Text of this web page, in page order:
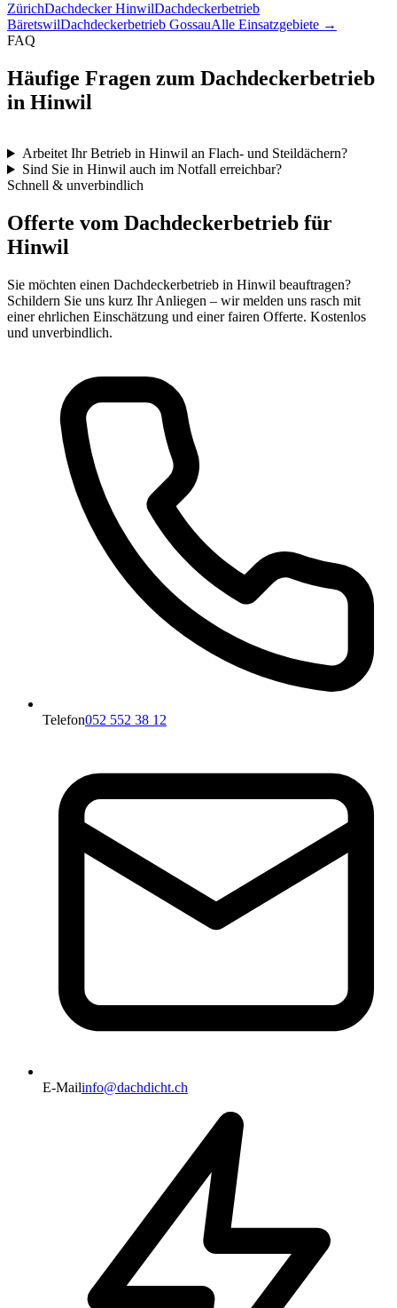
ZürichDachdecker HinwilDachdeckerbetrieb
BäretswilDachdeckerbetrieb GossauAlle Einsatzgebiete →
FAQ
Häufige Fragen zum Dachdeckerbetrieb
in Hinwil
Arbeitet Ihr Betrieb in Hinwil an Flach- und Steildächern?
Sind Sie in Hinwil auch im Notfall erreichbar?
Schnell & unverbindlich
Offerte vom Dachdeckerbetrieb für
Hinwil
Sie möchten einen Dachdeckerbetrieb in Hinwil beauftragen?
Schildern Sie uns kurz Ihr Anliegen – wir melden uns rasch mit
einer ehrlichen Einschätzung und einer fairen Offerte. Kostenlos
und unverbindlich.
Telefon052 552 38 12
E-Mailinfo@dachdicht.ch